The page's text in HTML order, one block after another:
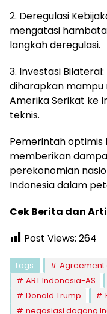
2. Deregulasi
mengatasi
langkah deregulasi.
3. Investasi
diharapkan
Amerika Serikat ke
teknis.
Pemerintah optimis
memberikan
perekonomian
Indonesia dalam
Cek Berita dan
Post Views: 264
Tags:
Agreement
ART Indonesia-AS
Donald Trump
negosiasi dagang